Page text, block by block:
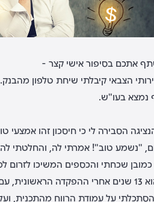
אתכם בסיפור אישי קצר -
הצבאי קיבלתי שיחת טלפון מהבנק.
נמצא בעו"ש.
הסבירה לי כי חיסכון זהו
טוב"! אמרתי לה, והחלטתי להפקיד 300₪ בחודש בהוראת קבע
שכחתי והכספים המשיכו לזרום
מיוחד מצידי.